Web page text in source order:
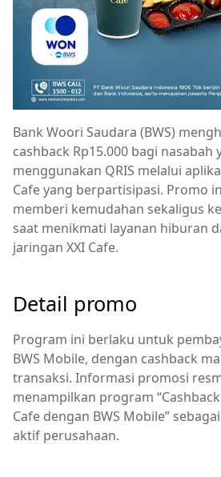
Bank Woori Saudara (BWS)
cashback Rp15.000 bagi
menggunakan QRIS melalui
Cafe yang berpartisipasi. Promo
memberi kemudahan sekaligus
saat menikmati layanan hiburan
jaringan XXI Cafe.
Detail promo
Program ini berlaku untuk
BWS Mobile, dengan cashback
transaksi. Informasi promosi
menampilkan program “Cashback
Cafe dengan BWS Mobile”
aktif perusahaan.